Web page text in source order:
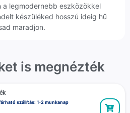
a legmodernebb eszközökkel
készüléked hosszú ideig hű
maradjon.
is megnézték
szállítás: 1-2 munkanap